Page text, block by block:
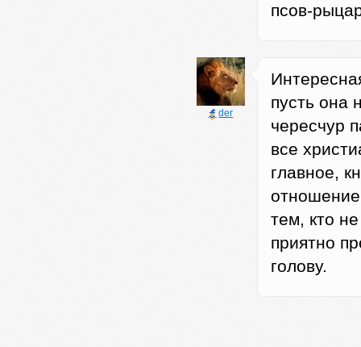
псов-
der
пусть она
чересчур
все
главное,
тем, кто
приятно
голову.